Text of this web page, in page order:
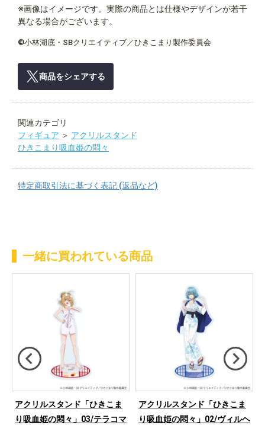
※画像はイメージです。実際の商品とは仕様やデザインが若干
異なる場合がございます。
©小林湖底・SBクリエイティブ／ひきこまり製作委員会
商品をシェアする
関連カテゴリ
フィギュア ＞ アクリルスタンド
ひきこまり吸血姫の悶々
特定商取引法に基づく表記 (返品など)
一緒に買われている商品
アクリルスタンド「ひきこま
り吸血姫の悶々」03/テラコマ
アクリルスタンド「ひきこま
り吸血姫の悶々」02/ヴィルヘ